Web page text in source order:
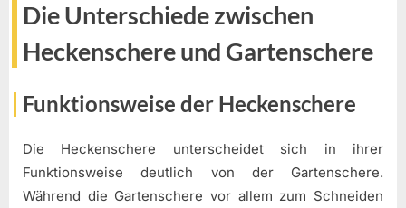
Die Unterschiede zwischen
Heckenschere und Gartenschere
Funktionsweise der Heckenschere
Die Heckenschere unterscheidet sich in ihrer
Funktionsweise deutlich von der Gartenschere.
Während die Gartenschere vor allem zum Schneiden